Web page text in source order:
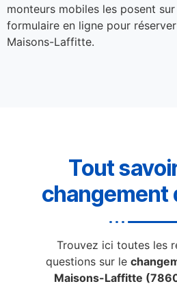
monteurs mobiles les posent
formulaire en ligne pour
Maisons-Laffitte.
Tout
changement
Trouvez ici toutes les
questions sur le
Maisons-Laffitte